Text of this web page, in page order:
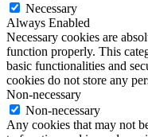
Necessary
Always Enabled
Necessary cookies are
function properly. This
basic functionalities and
cookies do not store any
Non-necessary
Non-necessary
Any cookies that may not